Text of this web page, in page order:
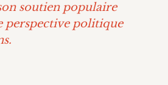
soutien populaire
perspective politique